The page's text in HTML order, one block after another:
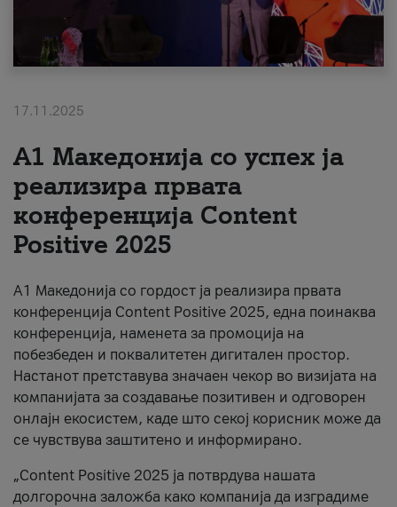
Поддршка
Надополни кредит
#ПодобарОнлајн
17.11.2025
А1 Македонија со успех ја
реализира првата
конференција Content
Positive 2025
А1 Македонија со гордост ја реализира првата
конференција Content Positive 2025, една поинаква
конференција, наменета за промоција на
побезбеден и поквалитетен дигитален простор.
Настанот претставува значаен чекор во визијата на
компанијата за создавање позитивен и одговорен
онлајн екосистем, каде што секој корисник може да
се чувствува заштитено и информирано.
„Content Positive 2025 ја потврдува нашата
долгорочна заложба како компанија да изградиме